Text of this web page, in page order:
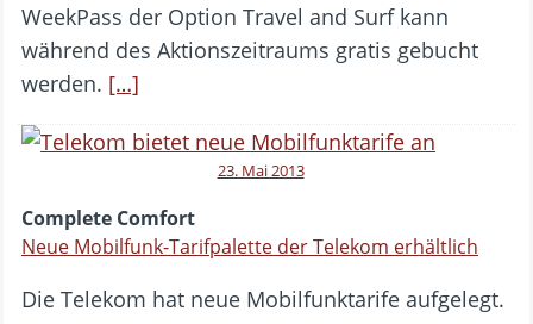
WeekPass der Option Travel and Surf kann
während des Aktionszeitraums gratis gebucht
werden. […]
23. Mai 2013
Complete Comfort
Neue Mobilfunk-Tarifpalette der Telekom erhältlich
Die Telekom hat neue Mobilfunktarife aufgelegt.